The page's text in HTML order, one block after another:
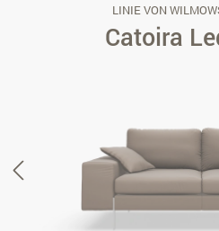
LINIE VON
Catoira